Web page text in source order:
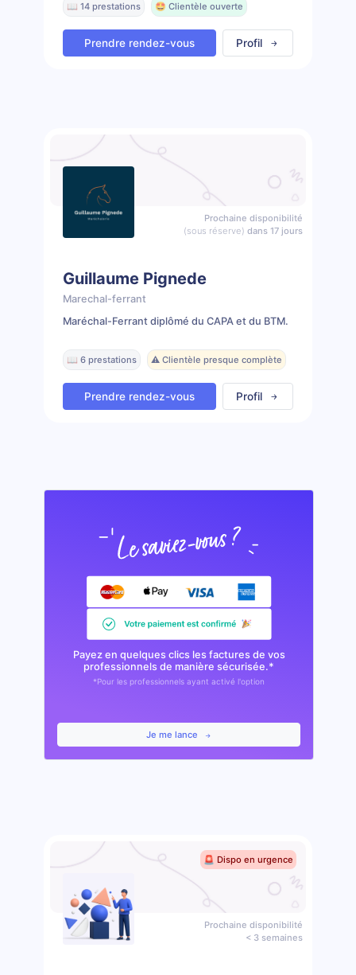
📖 14 prestations 🤩 Clientèle ouverte
Prendre rendez-vous Profil
Prochaine disponibilité
(sous réserve) dans 17 jours
Guillaume Pignede
Marechal-ferrant
Maréchal-Ferrant diplômé du CAPA et du BTM.
📖 6 prestations ⚠️ Clientèle presque complète
Prendre rendez-vous Profil
Payez en quelques clics les factures de vos
professionnels de manière sécurisée.*
*Pour les professionnels ayant activé l'option
Je me lance
🚨 Dispo en urgence
Prochaine disponibilité
< 3 semaines